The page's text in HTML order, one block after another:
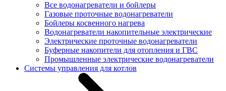
Все водонагреватели и бойлеры
Газовые проточные водонагреватели
Бойлеры косвенного нагрева
Водонагреватели накопительные электрические
Электрические проточные водонагреватели
Буферные накопители для отопления и ГВС
Промышленные электрические водонагреватели
Системы управления для котлов